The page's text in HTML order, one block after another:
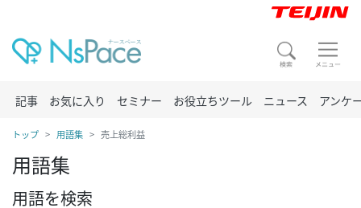
記事 お気に入り セミナー お役立ちツール ニュース アンケ
トップ 用語集 売上総利益
用語集
用語を検索